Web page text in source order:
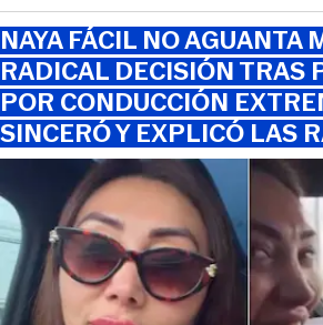
NAYA FÁCIL NO AGUANTA
RADICAL DECISIÓN TRAS
POR CONDUCCIÓN
SINCERÓ Y EXPLICÓ LAS